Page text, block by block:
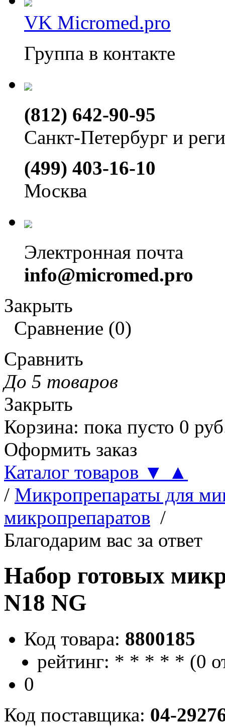
VK Micromed.pro
Группа в контакте
(812) 642-90-95
Санкт-Петербург и
(499) 403-16-10
Москва
Электронная почта
info@micromed.pro
Закрыть
Сравнение (0)
Сравнить
До 5 товаров
Закрыть
Корзина: пока пусто 0
Оформить заказ
Каталог товаров ▼
▲
/ Микропрепараты для
микропрепаратов /
Благодарим вас за ответ
Набор готовых
N18 NG
Код товара: 8800185
рейтинг: * * * * * (0
0
Код поставщика: 04-